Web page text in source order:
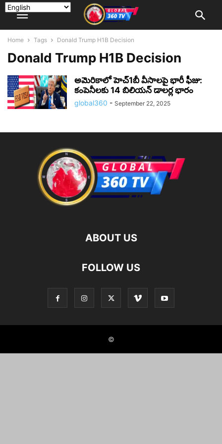
Home Tags Donald Trump H1B Decision
Donald Trump H1B Decision
అమెరికాలో హెచ్‌1బీ వీసాలపై భారీ ఫీజు:
కంపెనీలకు 14 బిలియన్ డాలర్ల భారం
global360 - September 22, 2025
ABOUT US
FOLLOW US
©